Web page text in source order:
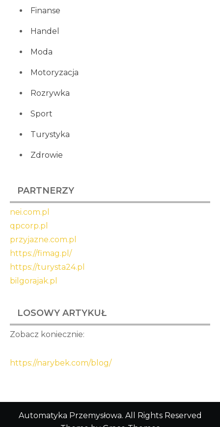
Finanse
Handel
Moda
Motoryzacja
Rozrywka
Sport
Turystyka
Zdrowie
PARTNERZY
nei.com.pl
qpcorp.pl
przyjazne.com.pl
https://fimag.pl/
https://turysta24.pl
bilgorajak.pl
LOSOWY ARTYKUŁ
Zobacz koniecznie:
https://narybek.com/blog/
Automatyka Przemysłowa. All Rights Reserved